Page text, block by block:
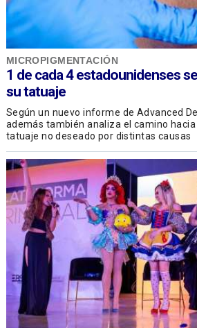
MICROPIGMENTACIÓN
1 de cada 4 estadounidenses
su tatuaje
Según un nuevo informe de Advanced
además también analiza el camino hacia
tatuaje no deseado por distintas causas